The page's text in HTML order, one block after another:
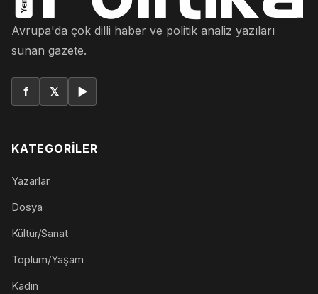
Avrupa'da çok dilli haber ve politik analiz yazıları
sunan gazete.
f 𝕏 ▶
KATEGORILER
Yazarlar
Dosya
Kültür/Sanat
Toplum/Yaşam
Kadın